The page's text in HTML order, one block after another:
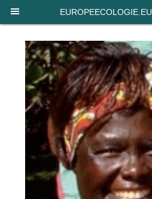
EUROPEECOLOGIE.EU